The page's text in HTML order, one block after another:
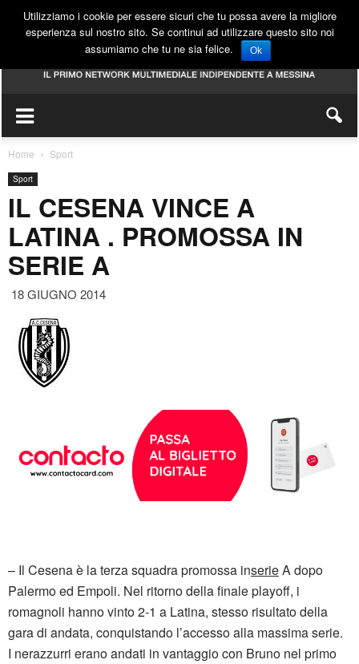
Home Sport
Sport
IL CESENA VINCE A
LATINA . PROMOSSA IN
SERIE A
18 GIUGNO 2014
– Il Cesena è la terza squadra promossa inserieA dopo
Palermo ed Empoli. Nel ritorno della finale playoff, i
romagnoli hanno vinto 2-1 a Latina, stesso risultato della
gara di andata, conquistando l’accesso alla massima serie.
I nerazzurri erano andati in vantaggio con Bruno nel primo
Utilizziamo i cookie per essere sicuri che tu possa avere la migliore
esperienza sul nostro sito. Se continui ad utilizzare questo sito noi
assumiamo che tu ne sia felice.
Ok